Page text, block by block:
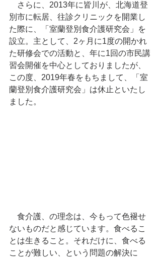
さらに、2013年に皆川が、北海道登
別市に転居、往診クリニックを開業し
た際に、「室蘭登別食介護研究会」を
設立。主として、2ヶ月に1度の開かれ
た研修会での活動と、年に1回の市民講
習会開催を中心としておりましたが、
この度、2019年春をもちまして、「室
蘭登別食介護研究会」は休止といたし
ました。
食介護、の理念は、今もって色褪せ
ないものだと感じています。食べるこ
とは生きること。それだけに、食べる
ことが難しい、という問題の解決に